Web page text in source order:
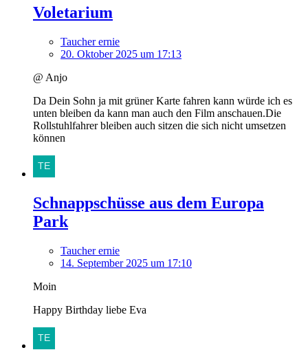
Voletarium
Taucher ernie
20. Oktober 2025 um 17:13
@ Anjo
Da Dein Sohn ja mit grüner Karte fahren kann würde ich es
unten bleiben da kann man auch den Film anschauen.Die
Rollstuhlfahrer bleiben auch sitzen die sich nicht umsetzen
können
Schnappschüsse aus dem Europa
Park
Taucher ernie
14. September 2025 um 17:10
Moin
Happy Birthday liebe Eva